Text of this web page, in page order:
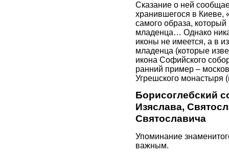
Сказание о ней
хранившегося в Киеве,
самого образа,
младенца… Однако
иконы не имеется, а в
младенца (которые
икона Софийского
ранний пример –
Угрешского монастыря
Борисоглебский
Изяслава,
Святославича
Упоминание
важным.